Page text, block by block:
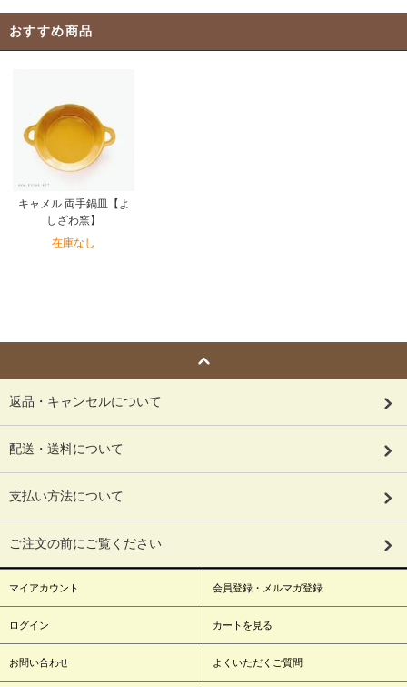
おすすめ商品
キャメル 両手鍋皿【よ
しざわ窯】
在庫なし
返品・キャンセルについて
配送・送料について
支払い方法について
ご注文の前にご覧ください
マイアカウント 会員登録・メルマガ登録
ログイン カートを見る
お問い合わせ よくいただくご質問